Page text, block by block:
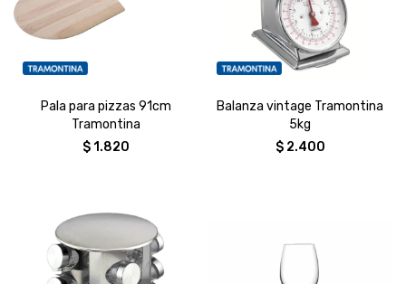
Pala para pizzas 91cm
Tramontina
$1.820
Balanza vintage Tramontina
5kg
$ 2.400